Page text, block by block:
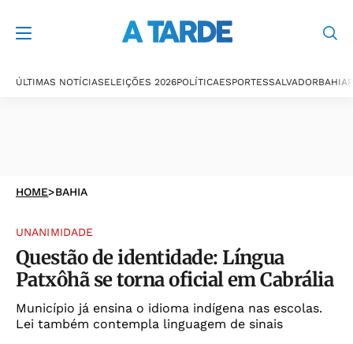
ÚLTIMAS NOTÍCIASELEIÇÕES 2026POLÍTICAESPORTESSALVADORBAHIA
HOME>BAHIA
UNANIMIDADE
Questão de identidade: Língua
Patxôhã se torna oficial em Cabrália
Município já ensina o idioma indígena nas escolas.
Lei também contempla linguagem de sinais